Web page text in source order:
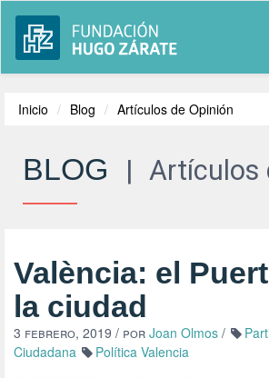
Inicio Blog Artículos de Opinión
BLOG | Artículos
València: el
la ciudad
3 febrero, 2019 / por Joan Olmos /
Ciudadana
Política Valencia